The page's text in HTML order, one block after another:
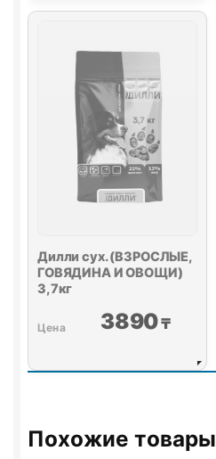
3,7кг
Дилли сух. (ВЗРОСЛЫЕ,
ГОВЯДИНА И ОВОЩИ)
3,7кг
3890₸
Похожие товары